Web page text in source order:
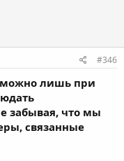
#346
лишь при
забывая, что мы
связанные